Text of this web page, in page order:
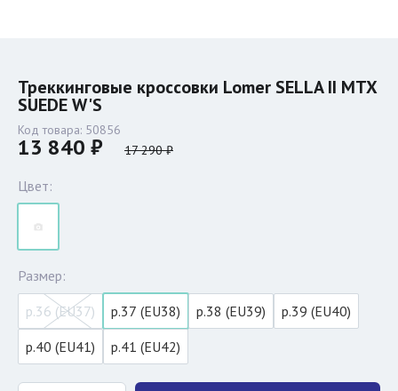
Треккинговые кроссовки Lomer SELLA II MTX
SUEDE W'S
Код товара: 50856
13 840 ₽ 17 290 ₽
Цвет:
Размер:
р.36 (EU37)
р.37 (EU38) р.38 (EU39)
р.39 (EU40)
р.40 (EU41)
р.41 (EU42)